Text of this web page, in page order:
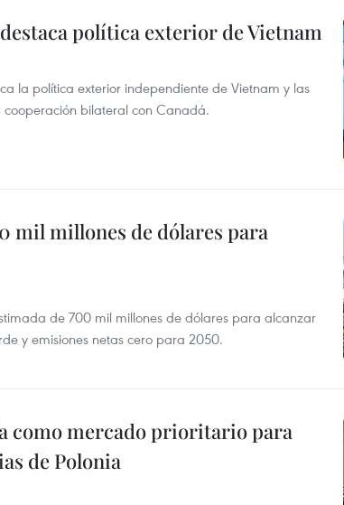
política exterior de Vietnam
la política exterior independiente de Vietnam y las
bilateral con Canadá.
mil millones de dólares para
de 700 mil millones de dólares para alcanzar
y emisiones netas cero para 2050.
como mercado prioritario para
de Polonia